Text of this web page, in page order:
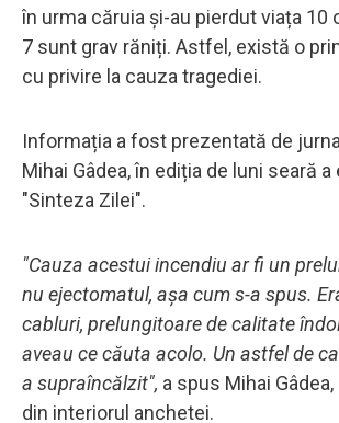
în urma căruia și-au pierdut viața 10
7 sunt grav răniți. Astfel, există o
cu privire la cauza tragediei.
Informația a fost prezentată de
Mihai Gâdea, în ediția de luni seară
"Sinteza Zilei".
"Cauza acestui incendiu ar fi un
nu ejectomatul, așa cum s-a spus.
cabluri, prelungitoare de calitate
aveau ce căuta acolo. Un astfel de
a supraîncălzit", a spus Mihai
din interiorul anchetei.